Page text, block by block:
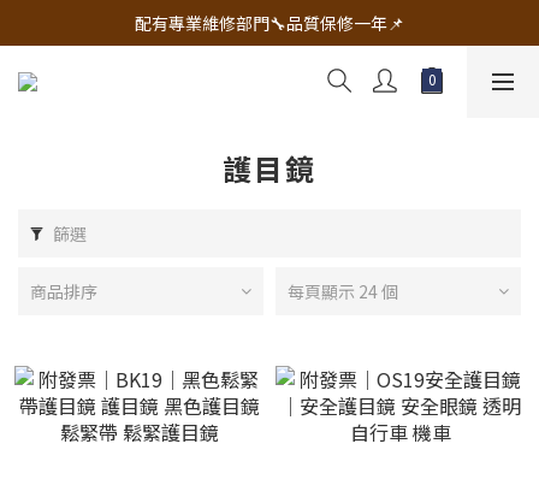
🔧電動工具&五金唯一首選 宇慶五金網拍🔧
配有專業維修部門🔧品質保修一年📌
🔧電動工具&五金唯一首選 宇慶五金網拍🔧
護目鏡
篩選
商品排序 每頁顯示 24 個